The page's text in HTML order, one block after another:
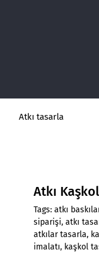
Atkı tasarla
Atkı
Tags: atkı
siparişi, atkı
atkılar tasarla,
imalatı, kaşkol